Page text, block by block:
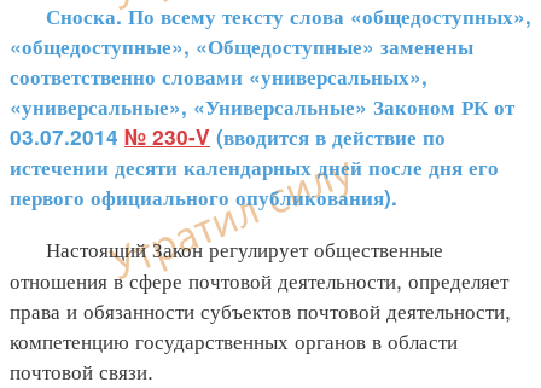
Сноска. По всему тексту слова «общедоступных»,
«общедоступные», «Общедоступные» заменены
соответственно словами «универсальных»,
«универсальные», «Универсальные» Законом РК от
03.07.2014 № 230-V (вводится в действие по
истечении десяти календарных дней после дня его
первого официального опубликования).
Настоящий Закон регулирует общественные
отношения в сфере почтовой деятельности, определяет
права и обязанности субъектов почтовой деятельности,
компетенцию государственных органов в области
почтовой связи.